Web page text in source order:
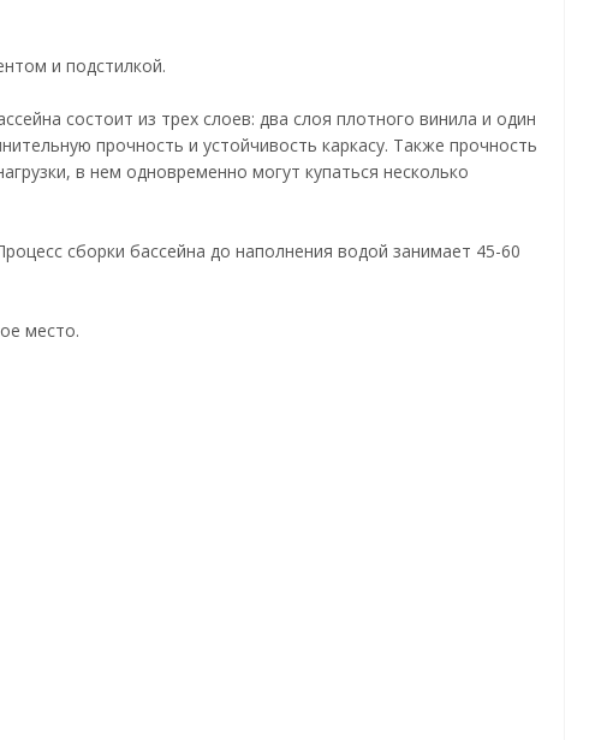
и подстилкой.
состоит из трех слоев: два слоя плотного винила и один
прочность и устойчивость каркасу. Также прочность
в нем одновременно могут купаться несколько
сборки бассейна до наполнения водой занимает 45-60
место.